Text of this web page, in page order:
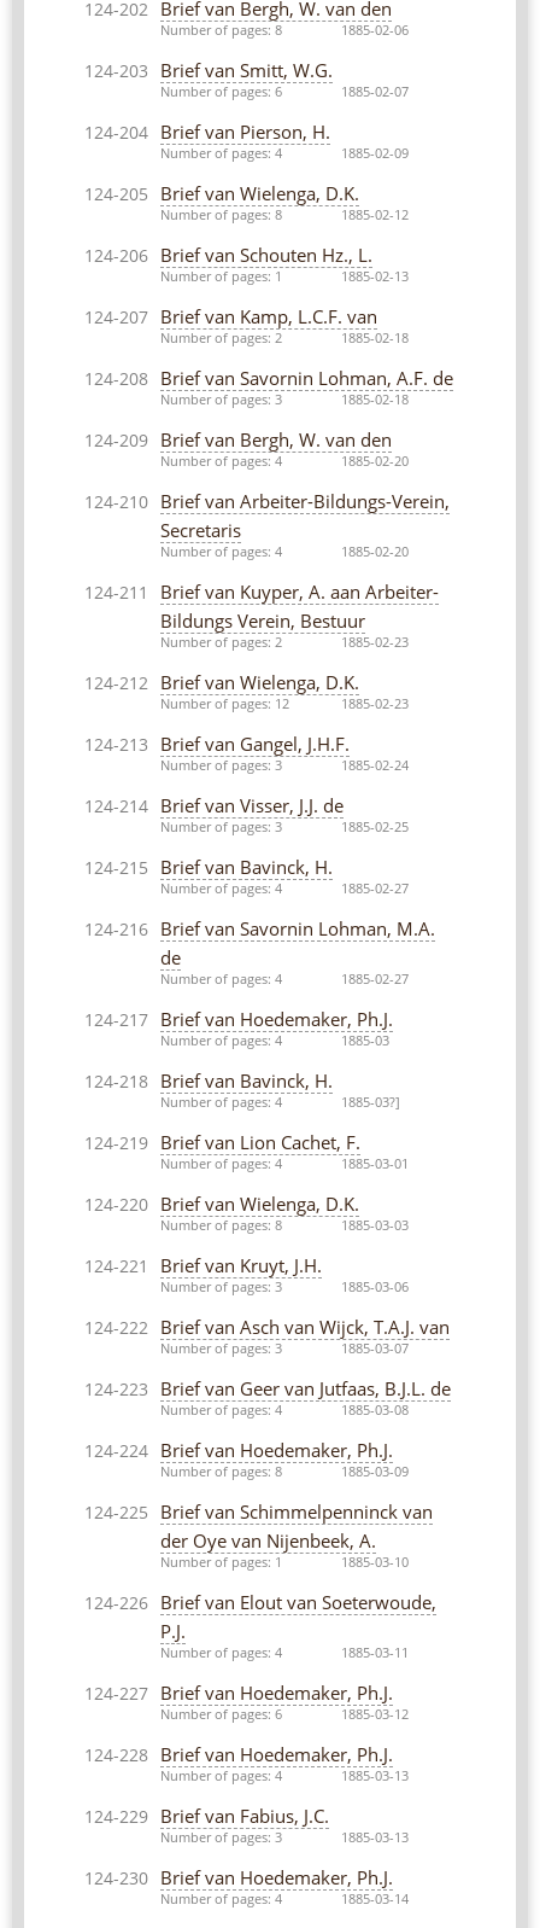
124-202 Brief van Bergh, W. van den
Number of pages: 8 1885-02-06
124-203 Brief van Smitt, W.G.
Number of pages: 6 1885-02-07
124-204 Brief van Pierson, H.
Number of pages: 4 1885-02-09
124-205 Brief van Wielenga, D.K.
Number of pages: 8 1885-02-12
124-206 Brief van Schouten Hz., L.
Number of pages: 1 1885-02-13
124-207 Brief van Kamp, L.C.F. van
Number of pages: 2 1885-02-18
124-208 Brief van Savornin Lohman, A.F. de
Number of pages: 3 1885-02-18
124-209 Brief van Bergh, W. van den
Number of pages: 4 1885-02-20
124-210
Brief van Arbeiter-Bildungs-Verein,
Secretaris
Number of pages: 4 1885-02-20
124-211
Brief van Kuyper, A. aan Arbeiter-
Bildungs Verein, Bestuur
Number of pages: 2 1885-02-23
124-212 Brief van Wielenga, D.K.
Number of pages: 12 1885-02-23
124-213 Brief van Gangel, J.H.F.
Number of pages: 3 1885-02-24
124-214 Brief van Visser, J.J. de
Number of pages: 3 1885-02-25
124-215 Brief van Bavinck, H.
Number of pages: 4 1885-02-27
124-216
Brief van Savornin Lohman, M.A.
de
Number of pages: 4 1885-02-27
124-217 Brief van Hoedemaker, Ph.J.
Number of pages: 4 1885-03
124-218 Brief van Bavinck, H.
Number of pages: 4 1885-03?]
124-219 Brief van Lion Cachet, F.
Number of pages: 4 1885-03-01
124-220 Brief van Wielenga, D.K.
Number of pages: 8 1885-03-03
124-221 Brief van Kruyt, J.H.
Number of pages: 3 1885-03-06
124-222 Brief van Asch van Wijck, T.A.J. van
Number of pages: 3 1885-03-07
124-223 Brief van Geer van Jutfaas, B.J.L. de
Number of pages: 4 1885-03-08
124-224 Brief van Hoedemaker, Ph.J.
Number of pages: 8 1885-03-09
124-225
Brief van Schimmelpenninck van
der Oye van Nijenbeek, A.
Number of pages: 1 1885-03-10
124-226
Brief van Elout van Soeterwoude,
P.J.
Number of pages: 4 1885-03-11
124-227 Brief van Hoedemaker, Ph.J.
Number of pages: 6 1885-03-12
124-228 Brief van Hoedemaker, Ph.J.
Number of pages: 4 1885-03-13
124-229 Brief van Fabius, J.C.
Number of pages: 3 1885-03-13
124-230 Brief van Hoedemaker, Ph.J.
Number of pages: 4 1885-03-14